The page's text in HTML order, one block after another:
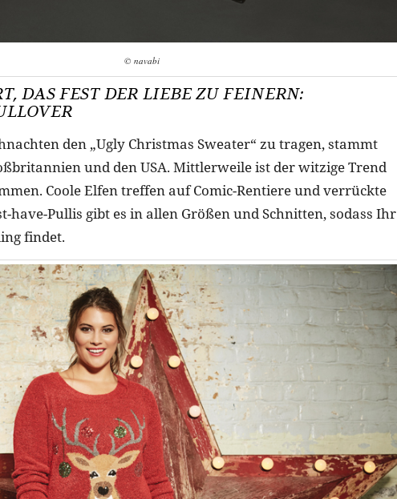
© navabi
DAS FEST DER LIEBE ZU FEINERN:
den „Ugly Christmas Sweater“ zu tragen, stammt
und den USA. Mittlerweile ist der witzige Trend
Coole Elfen treffen auf Comic-Rentiere und verrückte
have-Pullis gibt es in allen Größen und Schnitten, sodass Ihr
findet.